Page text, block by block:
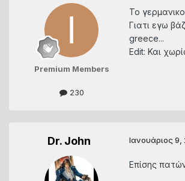
Premium Members
230
Το
Γιατι εγω
greece...
Edit: Και
Dr. John Ιανουάριος
Επίσης